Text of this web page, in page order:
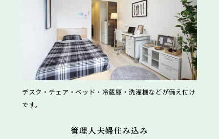
デスク・チェア・ベッド・冷蔵庫・洗濯機などが備え付け
です。
管理人夫婦住み込み